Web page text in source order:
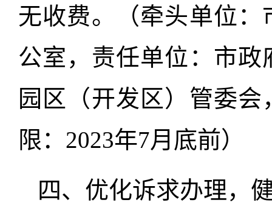
无收费。（牵头单位
公室，责任单位：市
园区（开发区）管委
限：2023年7月底前）
四、优化诉求办理，